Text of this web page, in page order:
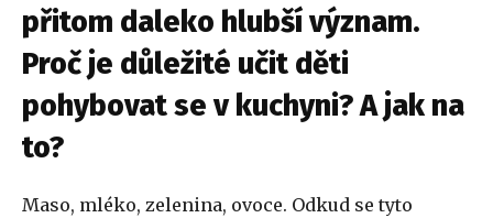
přitom daleko hlubší význam.
Proč je důležité učit děti
pohybovat se v kuchyni? A jak na
to?
Maso, mléko, zelenina, ovoce. Odkud se tyto